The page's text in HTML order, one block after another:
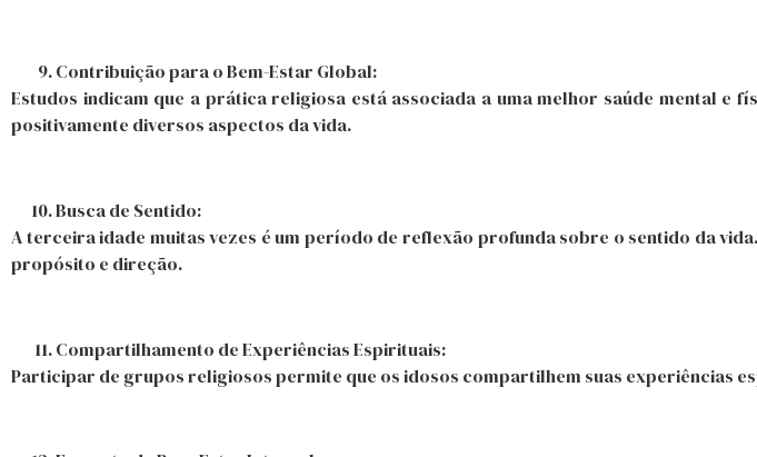
Contribuição para o Bem-Estar Global:
Estudos indicam que a prática religiosa está associada a uma melhor saúde mental
positivamente diversos aspectos da vida.
Busca de Sentido:
A terceira idade muitas vezes é um período de reflexão profunda sobre o sentido da
propósito e direção.
Compartilhamento de Experiências Espirituais:
Participar de grupos religiosos permite que os idosos compartilhem suas experiências